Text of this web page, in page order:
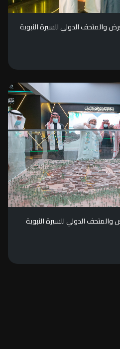
والمتحف الدولي للسيرة النبوية
الدولي للسيرة النبوية